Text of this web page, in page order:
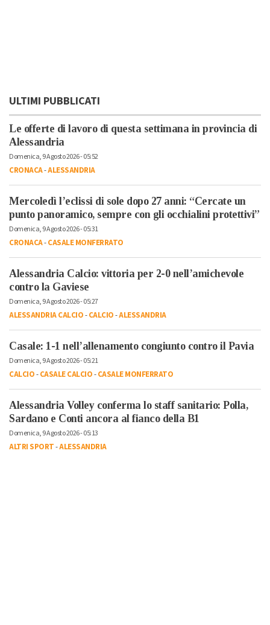
ULTIMI PUBBLICATI
Le offerte di lavoro di questa settimana in provincia di
Alessandria
Domenica, 9 Agosto 2026 - 05:52
CRONACA-ALESSANDRIA
Mercoledì l’eclissi di sole dopo 27 anni: “Cercate un
punto panoramico, sempre con gli occhialini protettivi”
Domenica, 9 Agosto 2026 - 05:31
CRONACA-CASALE MONFERRATO
Alessandria Calcio: vittoria per 2-0 nell’amichevole
contro la Gaviese
Domenica, 9 Agosto 2026 - 05:27
ALESSANDRIA CALCIO-CALCIO-ALESSANDRIA
Casale: 1-1 nell’allenamento congiunto contro il Pavia
Domenica, 9 Agosto 2026 - 05:21
CALCIO-CASALE CALCIO-CASALE MONFERRATO
Alessandria Volley conferma lo staff sanitario: Polla,
Sardano e Conti ancora al fianco della B1
Domenica, 9 Agosto 2026 - 05:13
ALTRI SPORT-ALESSANDRIA